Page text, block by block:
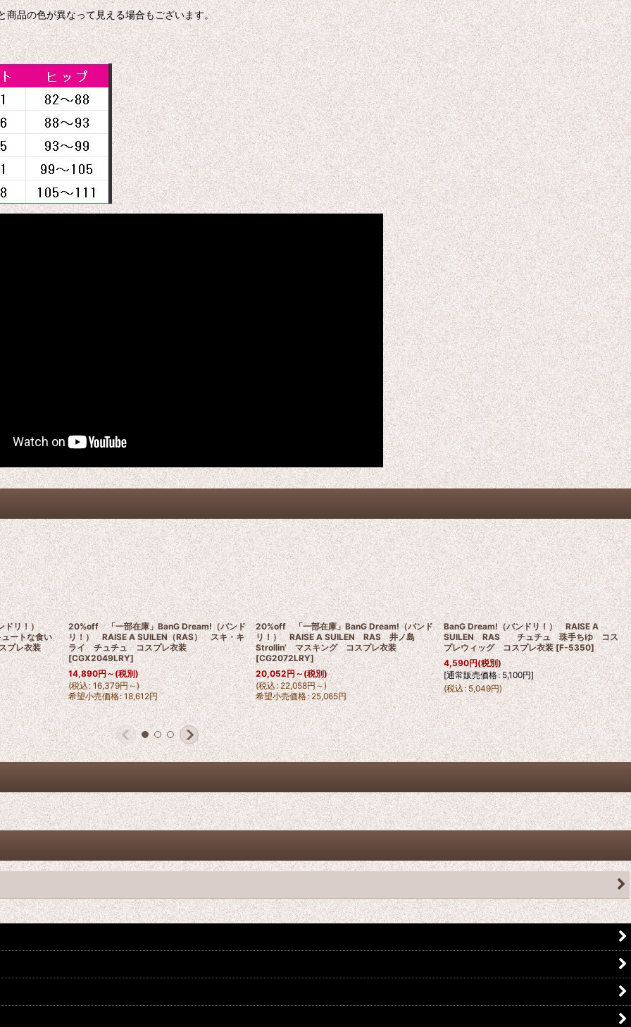
商品の色が異なって見える場合もございます。
ドリ！）
ートな食い
プレ衣装
20%off 「一部在庫」BanG Dream!（バンド
リ！） RAISE A SUILEN（RAS） スキ・キ
ライ チュチュ コスプレ衣装
[CGX2049LRY]
14,890円～ (税別)
(税込: 16,379円～)
希望小売価格: 18,612円
20%off 「一部在庫」BanG Dream!（バンド
リ！） RAISE A SUILEN RAS 井ノ島
Strollin’ マスキング コスプレ衣装
[CG2072LRY]
20,052円～(税別)
(税込: 22,058円～)
希望小売価格: 25,065円
BanG Dream!（バンドリ！） RAISE A
SUILEN RAS チュチュ 珠手ちゆ コス
プレウィッグ コスプレ衣装 [F-5350]
4,590円(税別)
[通常販売価格: 5,100円]
(税込: 5,049円)